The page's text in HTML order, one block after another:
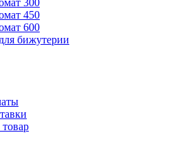
300
450
600
бижутерии